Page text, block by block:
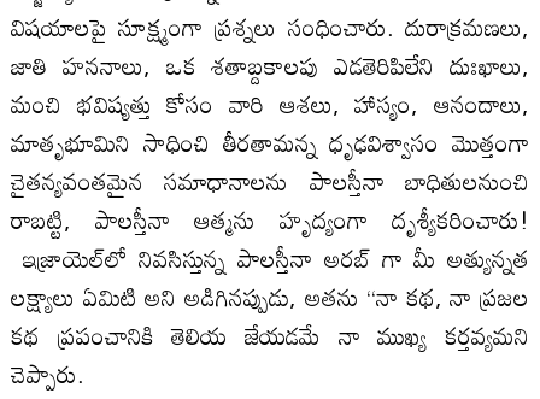
విషయాలపై సూక్ష్మంగా ప్రశ్నలు సంధించారు. దురాక్రమణలు,
జాతి హననాలు, ఒక శతాబ్దకాలపు ఎడతెరిపిలేని దుఃఖాలు,
మంచి భవిష్యత్తు కోసం వారి ఆశలు, హాస్యం, ఆనందాలు,
మాతృభూమిని సాధించి తీరతామన్న ధృఢవిశ్వాసం మొత్తంగా
చైతన్యవంతమైన సమాధానాలను పాలస్తీనా బాధితులనుంచి
రాబట్టి, పాలస్తీనా ఆత్మను హృద్యంగా దృశ్యీకరించారు!
ఇజ్రాయెల్‌లో నివసిస్తున్న పాలస్తీనా అరబ్ గా మీ అత్యున్నత
లక్ష్యాలు ఏమిటి అని అడిగినప్పుడు, అతను “నా కథ, నా ప్రజల
కథ ప్రపంచానికి తెలియ జేయడమే నా ముఖ్య కర్తవ్యమని
చెప్పారు.